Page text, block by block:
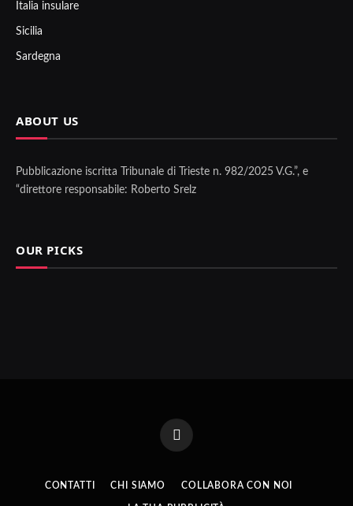
Italia insulare
Sicilia
Sardegna
ABOUT US
Pubblicazione iscritta Tribunale di Trieste n. 982/2025 V.G.”, e
“direttore responsabile: Roberto Srelz
OUR PICKS
Facebook
CONTATTI CHI SIAMO COLLABORA CON NOI